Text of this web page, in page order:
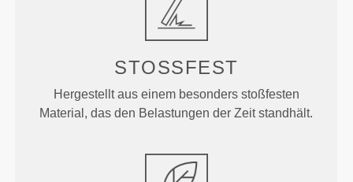
STOSSFEST
Hergestellt aus einem besonders stoßfesten
Material, das den Belastungen der Zeit standhält.